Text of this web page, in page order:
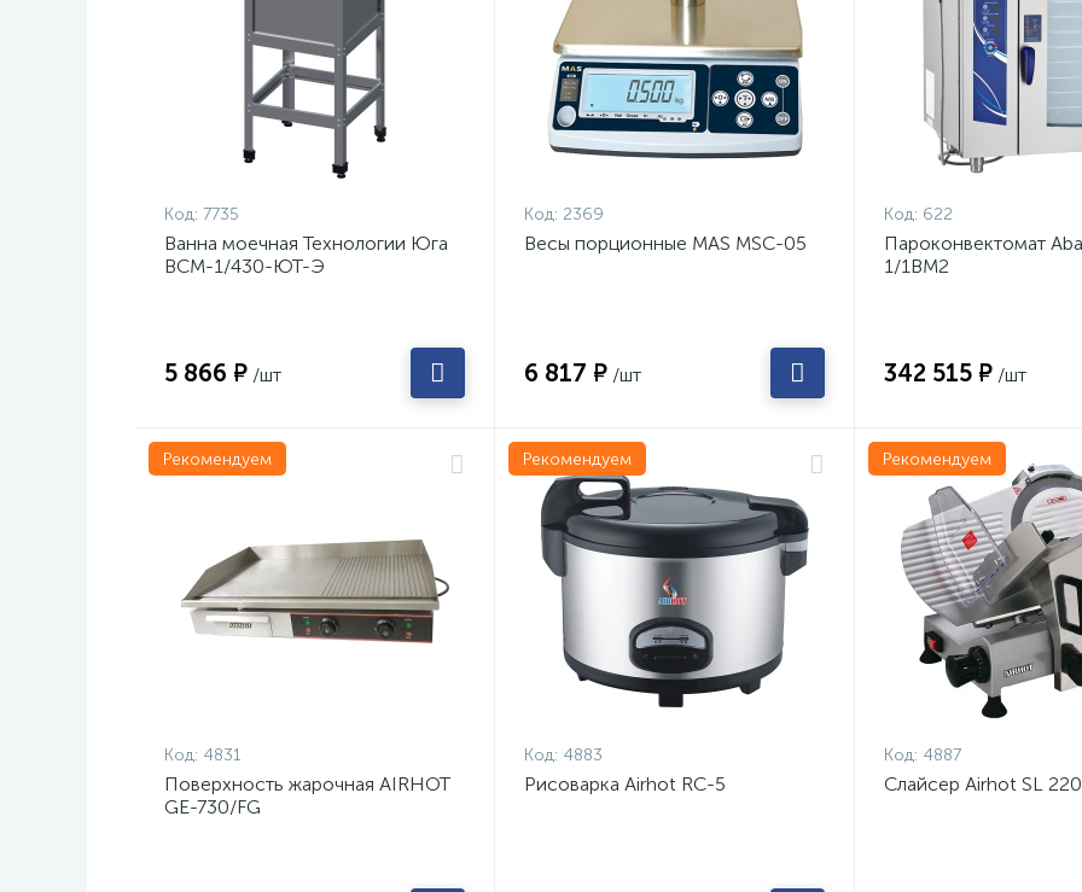
Код: 7735
Ванна моечная Технологии Юга
ВСМ-1/430-ЮТ-Э
5 866 ₽ /шт
Код: 2369
Весы порционные MAS MSC-05
6 817 ₽ /шт
Код: 622
Пароконвектомат
1/1ВМ2
342 515 ₽ /шт
Рекомендуем
Код: 4831
Поверхность жарочная AIRHOT
GE-730/FG
Рекомендуем
Код: 4883
Рисоварка Airhot RC-5
Рекомендуем
Код: 4887
Слайсер Airhot SL 220